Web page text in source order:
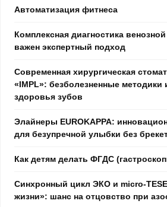
Автоматизация фитнеса
Комплексная диагностика
важен экспертный подход
Современная хирургическая
«IMPL»: безболезненные методики
здоровья зубов
Элайнеры EUROKAPPA:
для безупречной улыбки без
Как детям делать ФГДС
Синхронный цикл ЭКО и micro-
жизни»: шанс на отцовство при